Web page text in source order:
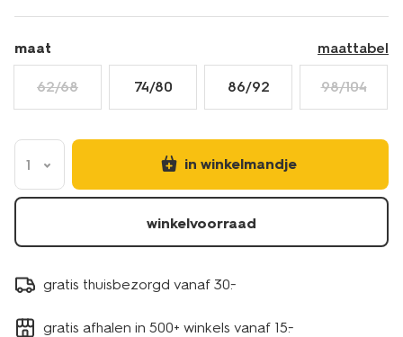
maat maattabel
62/68 74/80 86/92 98/104
1 in winkelmandje
winkelvoorraad
gratis thuisbezorgd vanaf 30.-
gratis afhalen in 500+ winkels vanaf 15.-